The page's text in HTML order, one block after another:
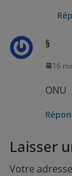
§
16
ONU
Laisser
Votre